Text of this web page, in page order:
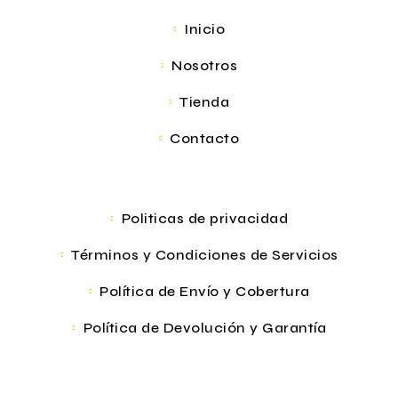
Inicio
Nosotros
Tienda
Contacto
Politicas de privacidad
Términos y Condiciones de Servicios
Política de Envío y Cobertura
Política de Devolución y Garantía